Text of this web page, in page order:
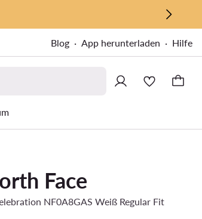
Blog App herunterladen Hilfe
Face
NF0A8GAS Weiß Regular Fit